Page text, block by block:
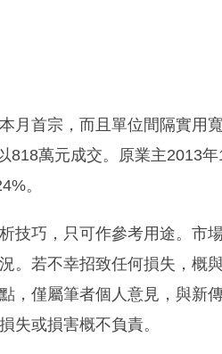
月首宗，而且單位間隔實用
818萬元成交。原業主2013
。
技巧，只可作參考用途。市
。若不幸招致任何損失，概
，僅屬筆者個人意見，與新
失或損害概不負責。